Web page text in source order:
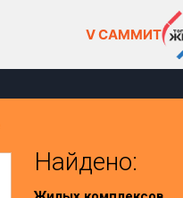
V САММИТ
Найдено: